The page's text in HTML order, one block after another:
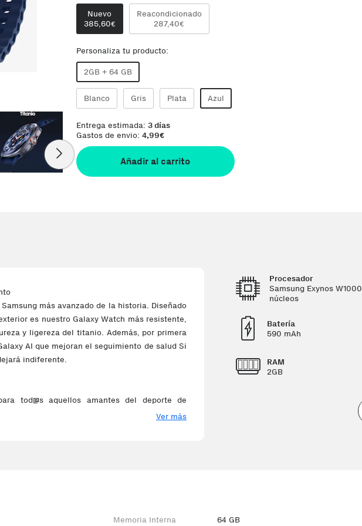
Nuevo
385,60€
Reacondicionado
287,40€
Personaliza tu producto:
2GB + 64 GB
Blanco Gris Plata Azul
Entrega estimada: 3 días
Gastos de envio: 4,99€
Añadir al carrito
más avanzado de la historia. Diseñado
es nuestro Galaxy Watch más resistente,
y ligereza del titanio. Además, por primera
AI que mejoran el seguimiento de salud Si
indiferente.
tod@s aquellos amantes del deporte de
mejor Gracias a los materiales más resistentes,
después de un duro entrenamiento,
el día a día.
Ver más
Procesador
Samsung Exynos W1000
núcleos
Batería
590 mAh
RAM
2GB
Memoria Interna 64 GB